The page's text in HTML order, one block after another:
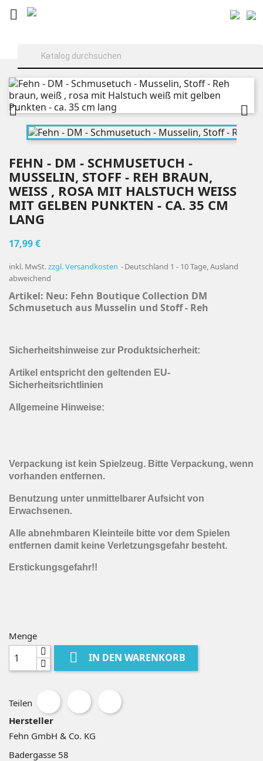

 
FEHN - DM - SCHMUSETUCH -
MUSSELIN, STOFF - REH BRAUN,
WEISS , ROSA MIT HALSTUCH WEISS MI
T GELBEN PUNKTEN - CA. 35 CM LA
NG
17,99 €
inkl. MwSt.zzgl. Versandkosten
Deutschland 1 - 10 Tage, Ausland
abweichend
Artikel: Neu: Fehn Boutique Collection DM
Schmusetuch aus Musselin und Stoff - Reh
Sicherheitshinweise zur Produktsicherheit:
Artikel entspricht den geltenden EU-
Sicherheitsrichtlinien
Allgemeine Hinweise:
Verpackung ist kein Spielzeug. Bitte Verpackung, wenn
vorhanden entfernen.
Benutzung unter unmittelbarer Aufsicht von
Erwachsenen.
Alle abnehmbaren Kleinteile bitte vor dem Spielen
entfernen damit keine Verletzungsgefahr besteht.
Erstickungsgefahr!!
Menge
 IN DEN WARENKORB
Teilen
Hersteller
Fehn GmbH & Co. KG
Badergasse 58